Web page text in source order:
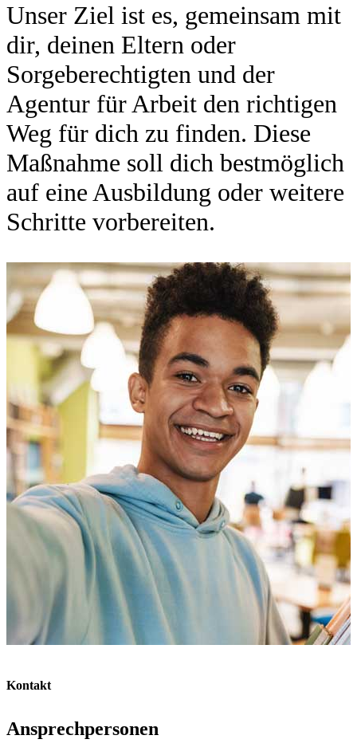
Unser Ziel ist es, gemeinsam mit
dir, deinen Eltern oder
Sorgeberechtigten und der
Agentur für Arbeit den richtigen
Weg für dich zu finden. Diese
Maßnahme soll dich bestmöglich
auf eine Ausbildung oder weitere
Schritte vorbereiten.
Kontakt
Ansprechpersonen